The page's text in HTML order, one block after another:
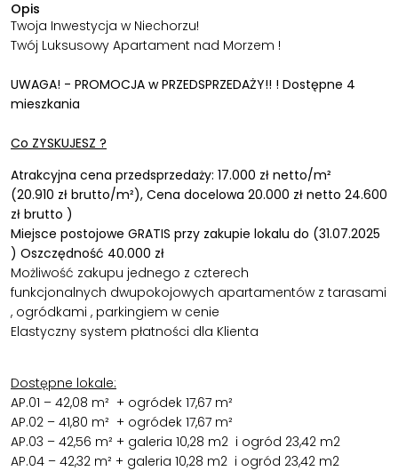
Opis
Twoja Inwestycja w Niechorzu!
Twój Luksusowy Apartament nad Morzem !
UWAGA! - PROMOCJA w PRZEDSPRZEDAŻY!! ! Dostępne 4
mieszkania
Co ZYSKUJESZ ?
Atrakcyjna cena przedsprzedaży: 17.000 zł netto/m²
(20.910 zł brutto/m²), Cena docelowa 20.000 zł netto 24.600
zł brutto )
Miejsce postojowe GRATIS przy zakupie lokalu do (31.07.2025
) Oszczędność 40.000 zł
Możliwość zakupu jednego z czterech
funkcjonalnych dwupokojowych apartamentów z tarasami
, ogródkami , parkingiem w cenie
Elastyczny system płatności dla Klienta
Dostępne lokale:
AP.01 – 42,08 m² + ogródek 17,67 m²
AP.02 – 41,80 m² + ogródek 17,67 m²
AP.03 – 42,56 m² + galeria 10,28 m2 i ogród 23,42 m2
AP.04 – 42,32 m² + galeria 10,28 m2 i ogród 23,42 m2